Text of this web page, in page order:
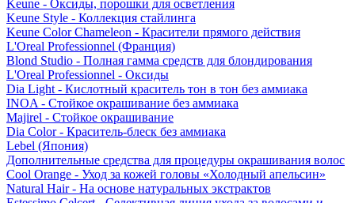
Keune - Оксиды, порошки для осветления
Keune Style - Коллекция стайлинга
Keune Color Chameleon - Красители прямого действия
L'Oreal Professionnel (Франция)
Blond Studio - Полная гамма средств для блондирования
L'Oreal Professionnel - Оксиды
Dia Light - Кислотный краситель тон в тон без аммиака
INOA - Стойкое окрашивание без аммиака
Majirel - Стойкое окрашивание
Dia Color - Краситель-блеск без аммиака
Lebel (Япония)
Дополнительные средства для процедуры окрашивания волос
Cool Orange - Уход за кожей головы «Холодный апельсин»
Natural Hair - На основе натуральных экстрактов